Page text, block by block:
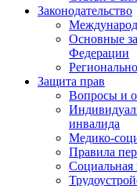
Законодательство
Основные
Федерации
Защита прав
Вопросы и
инвалида
Медико-
Правила
Социальная